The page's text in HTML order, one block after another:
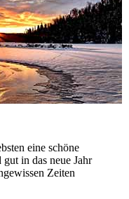
eine schöne
in das neue Jahr
Zeiten